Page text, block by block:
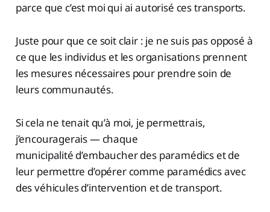
parce que c’est moi qui ai autorisé ces transports.
Juste pour que ce soit clair : je ne suis pas opposé à
ce que les individus et les organisations prennent
les mesures nécessaires pour prendre soin de
leurs communautés.
Si cela ne tenait qu’à moi, je permettrais,
j’encouragerais — chaque
municipalité d’embaucher des paramédics et de
leur permettre d’opérer comme paramédics avec
des véhicules d’intervention et de transport.